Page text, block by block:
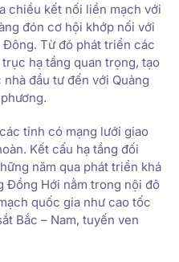
chiều kết nối liền mạch với
đón cơ hội khớp nối với
Từ đó phát triển các
hạ tầng quan trọng, tạo
đầu tư đến với Quảng
tỉnh có mạng lưới giao
Kết cấu hạ tầng đối
năm qua phát triển khá
Đồng Hới nằm trong nội đô
quốc gia như cao tốc
Bắc – Nam, tuyến ven